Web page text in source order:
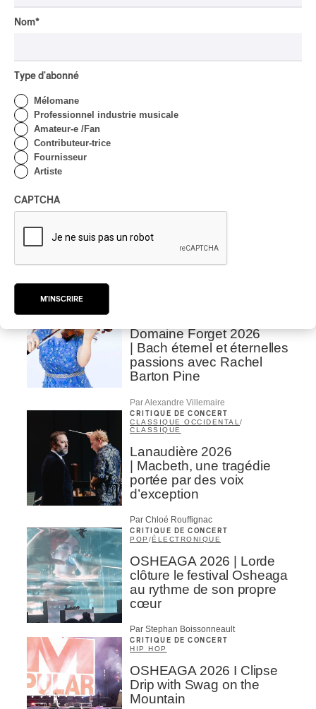
| Marc Hervieux chante 35
INTERVIEW
Rei: décoloniser par le rap
Concerts aux Îles du Bic
| Robin Servant : la
musique comme lieu de
Domaine Forget 2026
| Bach éternel et éternelles
passions avec Rachel
Barton Pine
Par Alexandre Villemaire
CRITIQUE DE CONCERT
CLASSIQUE OCCIDENTAL /
CLASSIQUE
Lanaudière 2026
| Macbeth, une tragédie
portée par des voix
d’exception
Par Chloé Rouffignac
CRITIQUE DE CONCERT
POP /ÉLECTRONIQUE
OSHEAGA 2026 | Lorde
clôture le festival Osheaga
au rythme de son propre
cœur
Par Stephan Boissonneault
CRITIQUE DE CONCERT
HIP HOP
OSHEAGA 2026 I Clipse
Drip with Swag on the
Mountain
Nom*
Type d'abonné
Mélomane
Professionnel industrie musicale
Amateur-e /Fan
Contributeur-trice
Fournisseur
Artiste
CAPTCHA
M'INSCRIRE